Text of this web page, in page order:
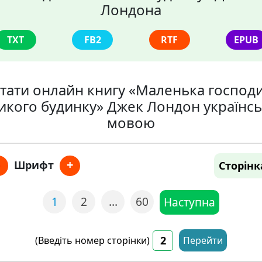
Лондона
TXT FB2 RTF EPUB
онлайн книгу «Маленька
будинку» Джек Лондон
мовою
Шрифт +
1 2 … 60 Наступна
(Введіть номер сторінки) Перейти